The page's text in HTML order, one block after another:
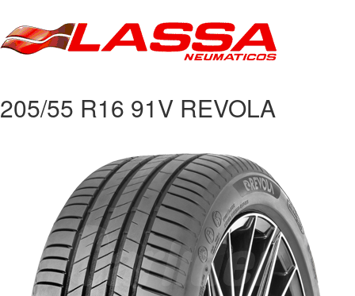
205/55 R16 91V REVOLA